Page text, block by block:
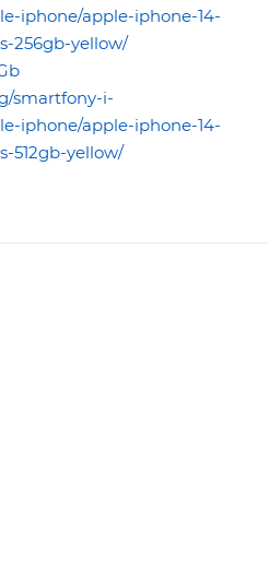
iphone/apple-iphone-14-
256gb-yellow/
smartfony-i-
iphone/apple-iphone-14-
512gb-yellow/